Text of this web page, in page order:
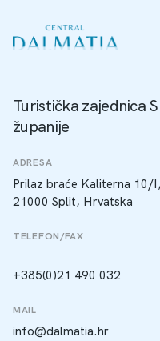
Turistička zajednica
županije
ADRESA
Prilaz braće Kaliterna 10/
21000 Split, Hrvatska
TELEFON/FAX
+385(0)21 490 032
MAIL
info@dalmatia.hr